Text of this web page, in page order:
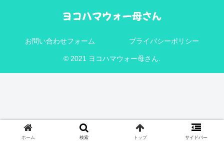
お問い合わせフォーム プライバシーポリシー
© 2021 ヨコハマウォー母さん.
ホーム 検索 トップ サイドバー